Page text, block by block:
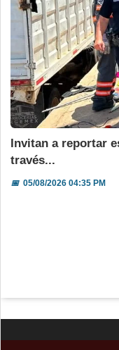
Invitan a reportar
través...
📅05/08/2026 04:35 PM